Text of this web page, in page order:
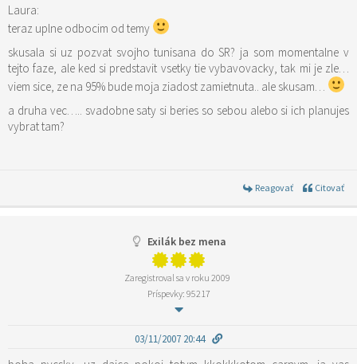
Laura:
teraz uplne odbocim od temy
skusala si uz pozvat svojho tunisana do SR? ja som momentalne v
tejto faze, ale ked si predstavit vsetky tie vybavovacky, tak mi je zle…
viem sice, ze na 95% bude moja ziadost zamietnuta.. ale skusam…
a druha vec….. svadobne saty si beries so sebou alebo si ich planujes
vybrat tam?
Reagovať Citovať
Exilák bez mena
Zaregistroval sa v roku 2009
Príspevky: 95217
03/11/2007 20:44